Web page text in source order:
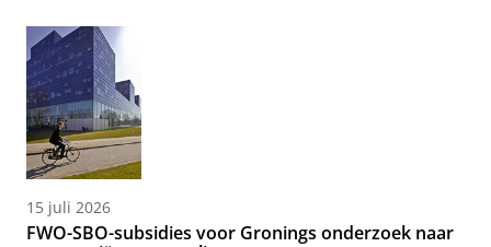
15 juli 2026
FWO-SBO-subsidies voor Gronings onderzoek naar